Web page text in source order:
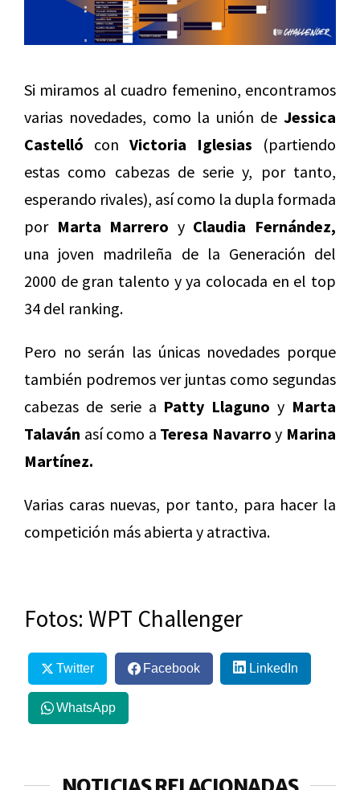
Si miramos al cuadro femenino, encontramos
varias novedades, como la unión de Jessica
Castelló con Victoria Iglesias (partiendo
estas como cabezas de serie y, por tanto,
esperando rivales), así como la dupla formada
por Marta Marrero y Claudia Fernández,
una joven madrileña de la Generación del
2000 de gran talento y ya colocada en el top
34 del ranking.
Pero no serán las únicas novedades porque
también podremos ver juntas como segundas
cabezas de serie a Patty Llaguno y Marta
Talaván así como a Teresa Navarro y Marina
Martínez.
Varias caras nuevas, por tanto, para hacer la
competición más abierta y atractiva.
Fotos: WPT Challenger
Twitter Facebook LinkedIn
WhatsApp